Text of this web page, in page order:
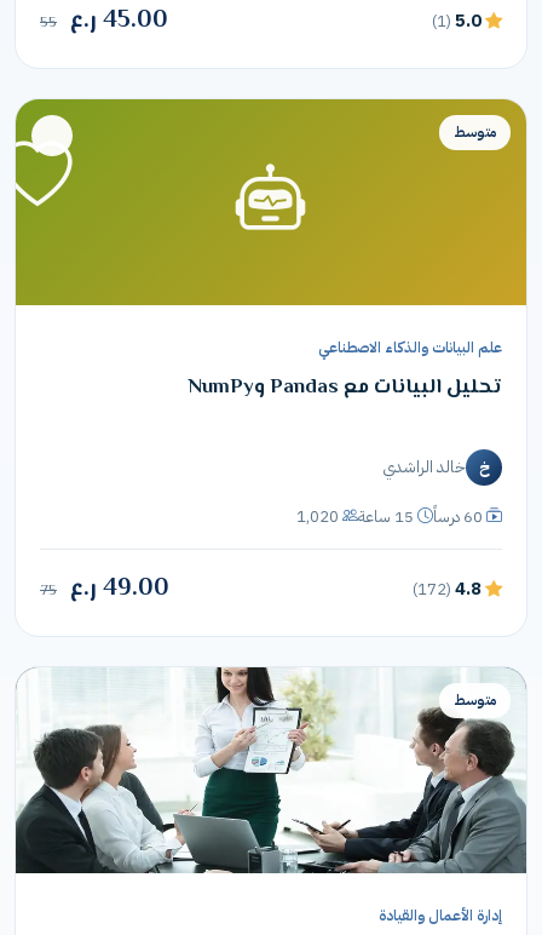
5.0
(1) 45.00 ر.ع 55
متوسط
علم البيانات والذكاء الاصطناعي
تحليل البيانات مع Pandas وNumPy
خ خالد الراشدي
60 درساً 15 ساعة 1,020
4.8
(172) 49.00 ر.ع 75
متوسط
إدارة الأعمال والقيادة